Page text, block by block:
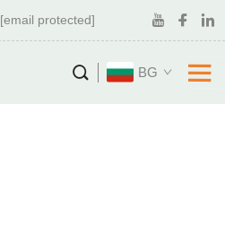
[email protected]
BG